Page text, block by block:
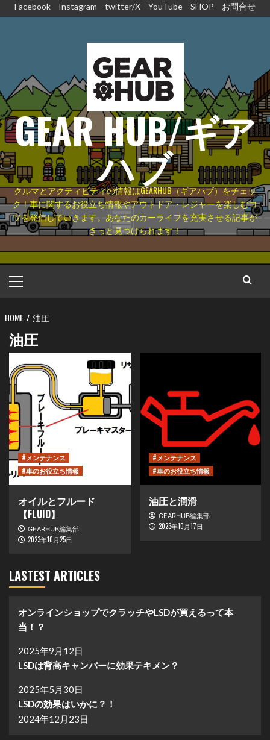
ス
キ
ッ
プ
Facebook Instagram twitter/X YouTube SHOP お問合せ
GEAR HUB/ギア
ハブ
クルマとアクティビティの情報はGEARHUB（ギアハブ）をチェッ
ク！車に関するお役立ち情報やアウトドア・レジャーを楽しむコ
ツを発信していきます。あなたのカーライフを充実させる記事が
きっと見つけられます！
イ
メ
ニ
ュ
HOME 油圧
油圧
#メンテナンス
#車のお役立ち情報
オイルとフルード
【FLUID】
GEARHUB編集部
2023年10月25日
#メンテナンス
#車のお役立ち情報
油圧と潤滑
GEARHUB編集部
2023年10月17日
LASTEST ARTICLES
オンラインショップでクラッチやLSDが買えるって本
当！？
2025年9月12日
LSDは背高キャンパーに効果テキメン？
2025年5月30日
LSDの効果はいかに？！
2024年12月23日